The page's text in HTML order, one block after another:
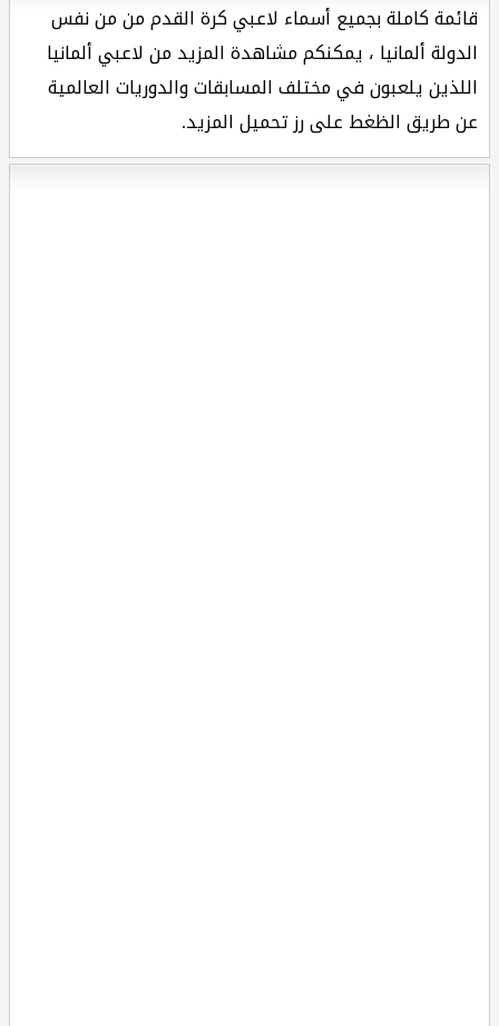
قائمة كاملة بجميع أسماء لاعبي كرة القدم من من نفس
الدولة ألمانيا ، يمكنكم مشاهدة المزيد من لاعبي ألمانيا
اللذين يلعبون في مختلف المسابقات والدوريات العالمية
عن طريق الظغط على رز تحميل المزيد.